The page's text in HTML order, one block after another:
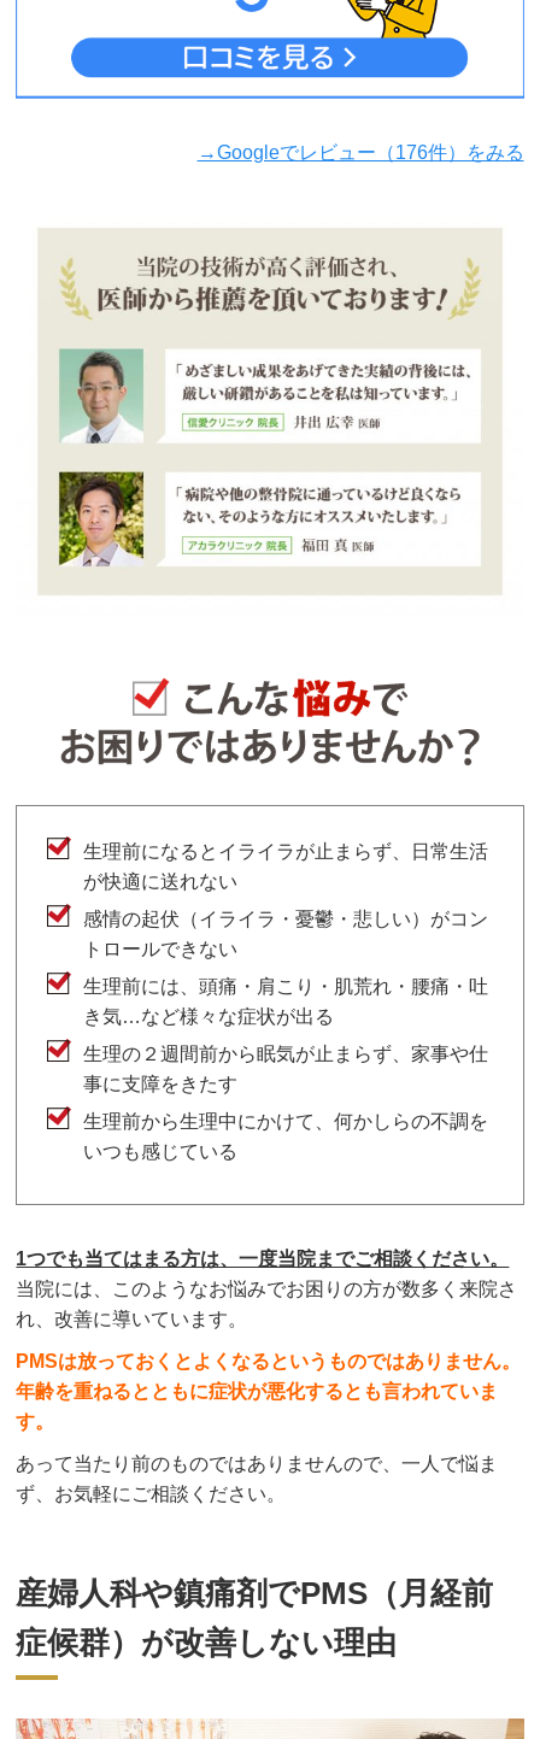
→Googleでレビュー（176件）をみる
生理前になるとイライラが止まらず、日常生活
が快適に送れない
感情の起伏（イライラ・憂鬱・悲しい）がコン
トロールできない
生理前には、頭痛・肩こり・肌荒れ・腰痛・吐
き気…など様々な症状が出る
生理の２週間前から眠気が止まらず、家事や仕
事に支障をきたす
生理前から生理中にかけて、何かしらの不調を
いつも感じている
1つでも当てはまる方は、一度当院までご相談ください。
当院には、このようなお悩みでお困りの方が数多く来院さ
れ、改善に導いています。
PMSは放っておくとよくなるというものではありません。
年齢を重ねるとともに症状が悪化するとも言われていま
す。
あって当たり前のものではありませんので、一人で悩ま
ず、お気軽にご相談ください。
産婦人科や鎮痛剤でPMS（月経前
症候群）が改善しない理由